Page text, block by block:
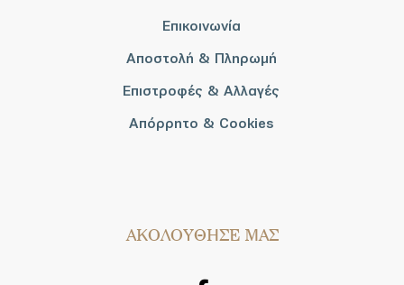
Επικοινωνία
Αποστολή & Πληρωμή
Επιστροφές & Αλλαγές
Απόρρητο & Cookies
AΚΟΛΟΥΘΗΣΕ ΜΑΣ